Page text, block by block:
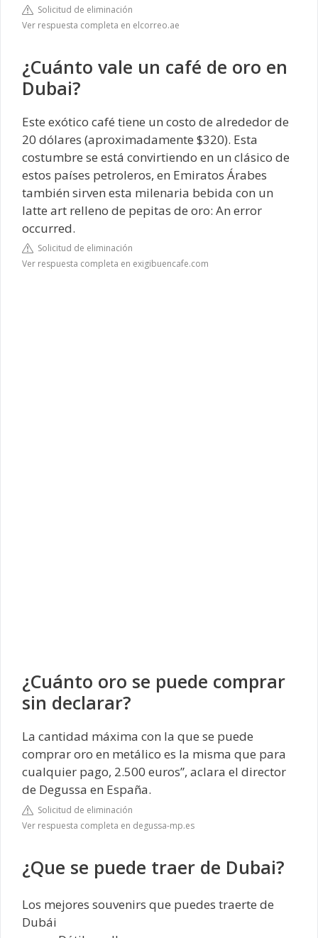
Solicitud de eliminación
Ver respuesta completa en elcorreo.ae
¿Cuánto vale un café de oro en
Dubai?
Este exótico café tiene un costo de alrededor de
20 dólares (aproximadamente $320). Esta
costumbre se está convirtiendo en un clásico de
estos países petroleros, en Emiratos Árabes
también sirven esta milenaria bebida con un
latte art relleno de pepitas de oro: An error
occurred.
Solicitud de eliminación
Ver respuesta completa en exigibuencafe.com
¿Cuánto oro se puede comprar
sin declarar?
La cantidad máxima con la que se puede
comprar oro en metálico es la misma que para
cualquier pago, 2.500 euros”, aclara el director
de Degussa en España.
Solicitud de eliminación
Ver respuesta completa en degussa-mp.es
¿Que se puede traer de Dubai?
Los mejores souvenirs que puedes traerte de
Dubái